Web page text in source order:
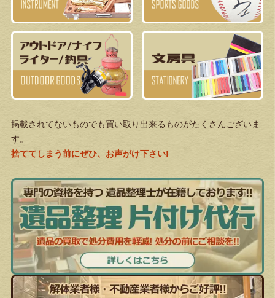
掲載されてないものでも買い取り出来るものがたくさんございま
す。
捨ててしまう前にぜひ、お声がけ下さい!